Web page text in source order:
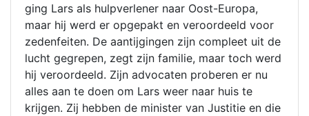
ging Lars als hulpverlener naar Oost-Europa,
maar hij werd er opgepakt en veroordeeld voor
zedenfeiten. De aantijgingen zijn compleet uit de
lucht gegrepen, zegt zijn familie, maar toch werd
hij veroordeeld. Zijn advocaten proberen er nu
alles aan te doen om Lars weer naar huis te
krijgen. Zij hebben de minister van Justitie en die